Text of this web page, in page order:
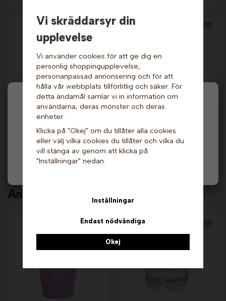
Hej och välkommen till Gottes!
Hos oss får alla handla men välj privatperson (inkl.
moms) eller företag (exkl. moms) för hur våra priser
ska visas.
Privat
Popcornmaskin - Top
Star 12oz Silver.
Great Northern
10 999 kr
Info
Popcornmaskin - Big
1 990 kr 2 639 kr
Andra köpte även
Vi skräddarsyr din
upplevelse
Vi använder cookies för att ge dig en
personlig shoppingupplevelse,
personanpassad annonsering och för att
hålla vår webbplats tillförlitlig och säker. För
detta ändamål samlar vi in information om
användarna, deras mönster och deras
enheter.
Klicka på "Okej" om du tillåter alla cookies
eller välj vilka cookies du tillåter och vilka du
vill stänga av genom att klicka på
"Inställningar" nedan.
Inställningar
Endast nödvändiga
Okej